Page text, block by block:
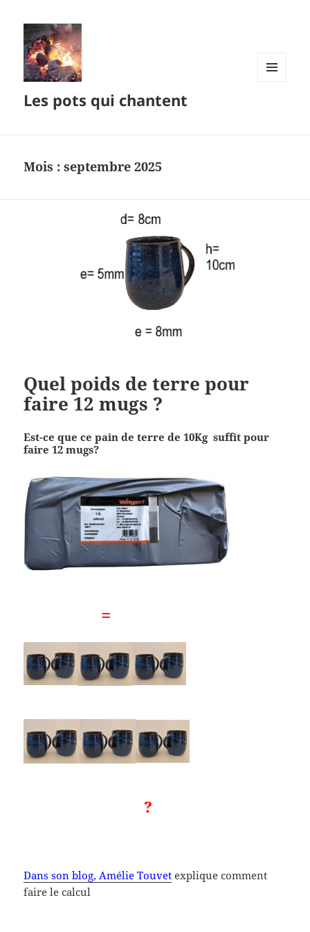
Les pots qui chantent
Mois :septembre 2025
Quel poids de terre pour
faire 12 mugs ?
Est-ce que ce pain de terre de 10Kg suffit pour
faire 12 mugs?
=
?
Dans son blog, Amélie Touvet explique comment
faire le calcul